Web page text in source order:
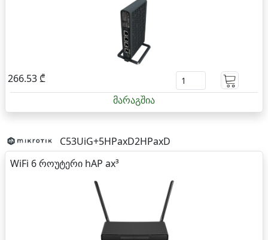
266.53 ₾
მარაგშია
C53UiG+5HPaxD2HPaxD
WiFi 6 როუტერი hAP ax³